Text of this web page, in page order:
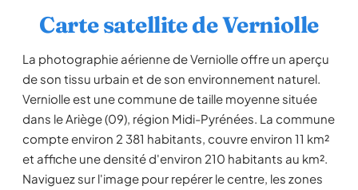
Carte satellite de Verniolle
La photographie aérienne de Verniolle offre un aperçu
de son tissu urbain et de son environnement naturel.
Verniolle est une commune de taille moyenne située
dans le Ariège (09), région Midi-Pyrénées. La commune
compte environ 2 381 habitants, couvre environ 11 km²
et affiche une densité d'environ 210 habitants au km².
Naviguez sur l'image pour repérer le centre, les zones